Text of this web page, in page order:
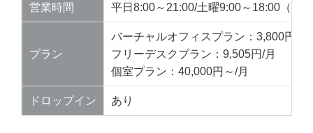
営業時間 平日8:00～21:00/土曜9:00～18:00（日
プラン
バーチャルオフィスプラン：3,800円/月
フリーデスクプラン：9,505円/月
個室プラン：40,000円～/月
ドロップイン あり